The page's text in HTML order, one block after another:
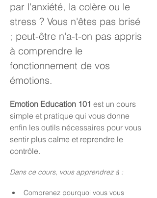
par l'anxiété, la colère ou le
stress ? Vous n'êtes pas brisé
; peut-être n'a-t-on pas appris
à comprendre le
fonctionnement de vos
émotions.
Emotion Education 101 est un cours
simple et pratique qui vous donne
enfin les outils nécessaires pour vous
sentir plus calme et reprendre le
contrôle.
Dans ce cours, vous apprendrez à :
Comprenez pourquoi vous vous